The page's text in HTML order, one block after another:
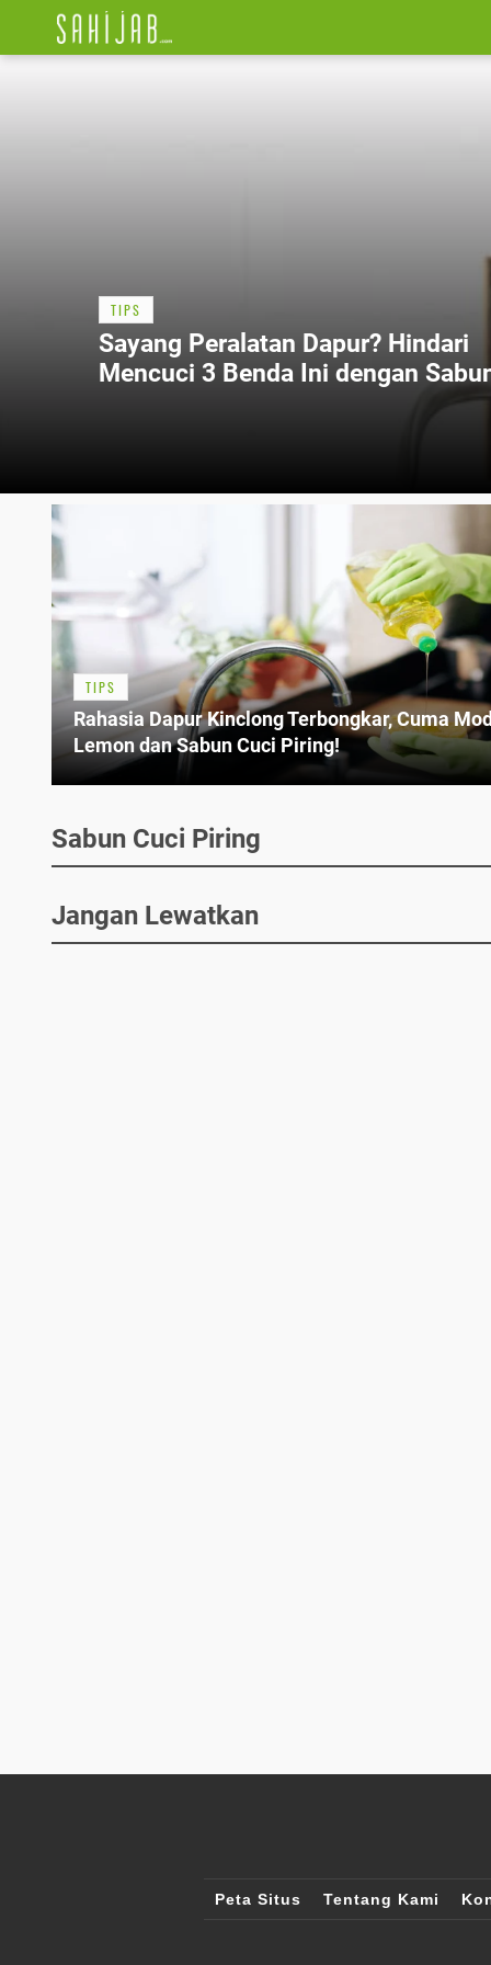
TIPS
Sayang Peralatan Dapur? Hindari
Mencuci 3 Benda Ini dengan
TIPS
Rahasia Dapur Kinclong Terbongkar, Cuma
Lemon dan Sabun Cuci Piring!
Sabun Cuci Piring
Jangan Lewatkan
Peta Situs Tentang Kami